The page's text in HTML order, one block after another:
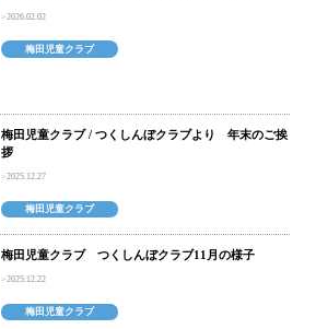
2026.02.02
梅田児童クラブ
梅田児童クラブ / つくしんぼクラブより 年末のご挨
拶
2025.12.27
梅田児童クラブ
梅田児童クラブ つくしんぼクラブ11月の様子
2025.12.22
梅田児童クラブ